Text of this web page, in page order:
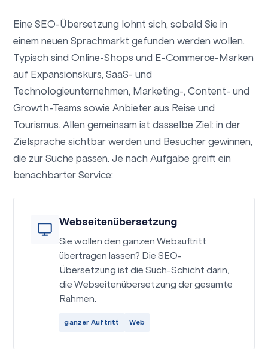
Eine SEO-Übersetzung lohnt sich, sobald Sie in
einem neuen Sprachmarkt gefunden werden wollen.
Typisch sind Online-Shops und E-Commerce-Marken
auf Expansionskurs, SaaS- und
Technologieunternehmen, Marketing-, Content- und
Growth-Teams sowie Anbieter aus Reise und
Tourismus. Allen gemeinsam ist dasselbe Ziel: in der
Zielsprache sichtbar werden und Besucher gewinnen,
die zur Suche passen. Je nach Aufgabe greift ein
benachbarter Service:
Webseitenübersetzung
Sie wollen den ganzen Webauftritt
übertragen lassen? Die SEO-
Übersetzung ist die Such-Schicht darin,
die Webseitenübersetzung der gesamte
Rahmen.
ganzer Auftritt Web